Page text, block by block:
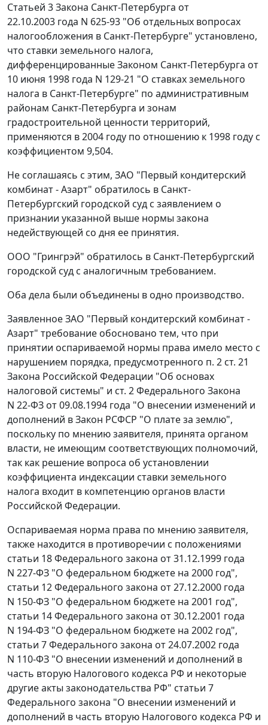
Статьей 3Закона Санкт-Петербурга от
22.10.2003 года N 625-93 "Об отдельных вопросах
налогообложения в Санкт-Петербурге" установлено,
что ставки земельного налога,
дифференцированныеЗаконом Санкт-Петербурга от
10 июня 1998 года N 129-21 "О ставках земельного
налога в Санкт-Петербурге" по административным
районам Санкт-Петербурга и зонам
градостроительной ценности территорий,
применяются в 2004 году по отношению к 1998 году с
коэффициентом 9,504.
Не соглашаясь с этим, ЗАО "Первый кондитерский
комбинат - Азарт" обратилось в Санкт-
Петербургский городской суд с заявлением о
признании указанной выше нормы закона
недействующей со дня ее принятия.
ООО "Грингрэй" обратилось в Санкт-Петербургский
городской суд с аналогичным требованием.
Оба дела были объединены в одно производство.
Заявленное ЗАО "Первый кондитерский комбинат -
Азарт" требование обосновано тем, что при
принятии оспариваемой нормы права имело место с
нарушением порядка, предусмотренного п. 2 ст. 21
Закона Российской Федерации "Об основах
налоговой системы" и ст. 2Федерального Закона
N 22-ФЗ от 09.08.1994 года "О внесении изменений и
дополнений в Закон РСФСР "О плате за землю",
поскольку по мнению заявителя, принята органом
власти, не имеющим соответствующих полномочий,
так как решение вопроса об установлении
коэффициента индексации ставки земельного
налога входит в компетенцию органов власти
Российской Федерации.
Оспариваемая норма права по мнению заявителя,
также находится в противоречии с положениями
статьи 18Федерального закона от 31.12.1999 года
N 227-ФЗ "О федеральном бюджете на 2000 год",
статьи 12Федерального закона от 27.12.2000 года
N 150-ФЗ "О федеральном бюджете на 2001 год",
статьи 14Федерального закона от 30.12.2001 года
N 194-ФЗ "О федеральном бюджете на 2002 год",
статьи 7Федерального закона от 24.07.2002 года
N 110-ФЗ "О внесении изменений и дополнений в
часть вторую Налогового кодекса РФ и некоторые
другие акты законодательства РФ" статьи 7
Федерального закона "О внесении изменений и
дополнений в часть вторую Налогового кодекса РФ и